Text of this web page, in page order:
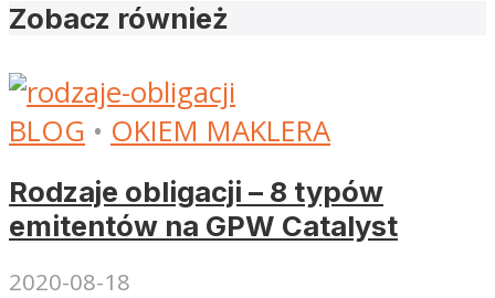
Zobacz również
BLOG • OKIEM MAKLERA
Rodzaje obligacji – 8 typów
emitentów na GPW Catalyst
2020-08-18